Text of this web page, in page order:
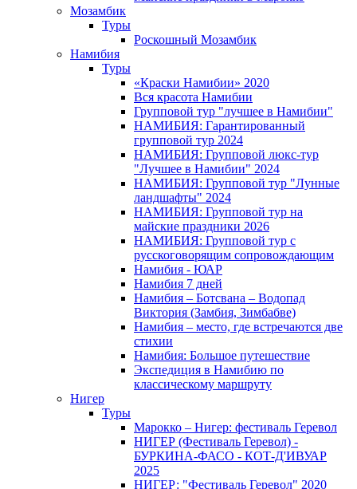
Мозамбик
Туры
Роскошный Мозамбик
Намибия
Туры
«Краски Намибии» 2020
Вся красота Намибии
Групповой тур "лучшее в Намибии"
НАМИБИЯ: Гарантированный
групповой тур 2024
НАМИБИЯ: Групповой люкс-тур
"Лучшее в Намибии" 2024
НАМИБИЯ: Групповой тур "Лунные
ландшафты" 2024
НАМИБИЯ: Групповой тур на
майские праздники 2026
НАМИБИЯ: Групповой тур с
русскоговорящим сопровождающим
Намибия - ЮАР
Намибия 7 дней
Намибия – Ботсвана – Водопад
Виктория (Замбия, Зимбабве)
Намибия – место, где встречаются две
стихии
Намибия: Большое путешествие
Экспедиция в Намибию по
классическому маршруту
Нигер
Туры
Марокко – Нигер: фестиваль Геревол
НИГЕР (Фестиваль Геревол) -
БУРКИНА-ФАСО - КОТ-Д'ИВУАР
2025
НИГЕР: "Фестиваль Геревол" 2020